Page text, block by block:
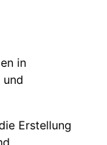
in
und
Erstellung